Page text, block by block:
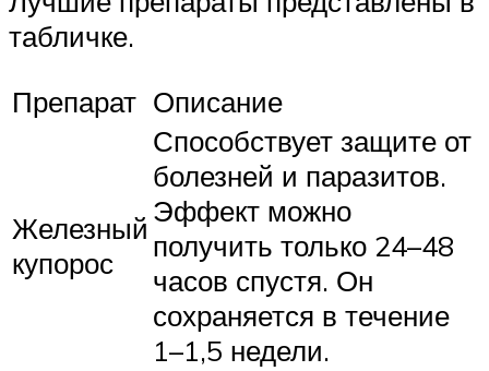
табличке.
Препарат Описание
Железный
купорос
Способствует защите от
болезней и паразитов.
Эффект можно
получить только 24–48
часов спустя. Он
сохраняется в течение
1–1,5 недели.